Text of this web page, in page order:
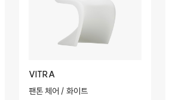
VITRA
팬톤 체어 / 화이트